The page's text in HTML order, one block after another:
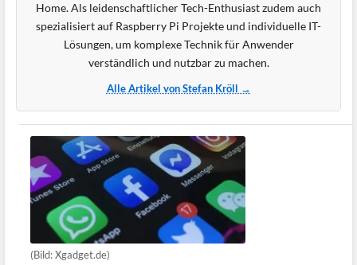
Home. Als leidenschaftlicher Tech-Enthusiast zudem auch
spezialisiert auf Raspberry Pi Projekte und individuelle IT-
Lösungen, um komplexe Technik für Anwender
verständlich und nutzbar zu machen.
Alle Artikel von Stefan Kröll →
(Bild: Xgadget.de)